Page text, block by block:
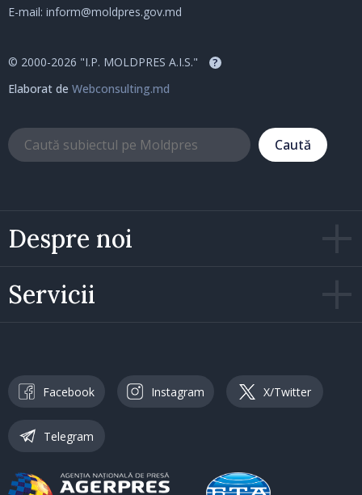
Despre noi
Servicii
E-mail: inform@moldpres.gov.md
© 2000-2026 "I.P. MOLDPRES A.I.S." ?
Elaborat de Webconsulting.md
Caută
Facebook Instagram X/Twitter
Telegram